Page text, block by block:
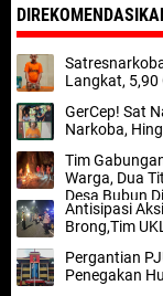
Langkat, 5,90
GerCep! Sat
Narkoba,
Tim
Warga, Dua
Desa Bubun
Antisipasi
Brong,Tim
Pergantian
Penegakan